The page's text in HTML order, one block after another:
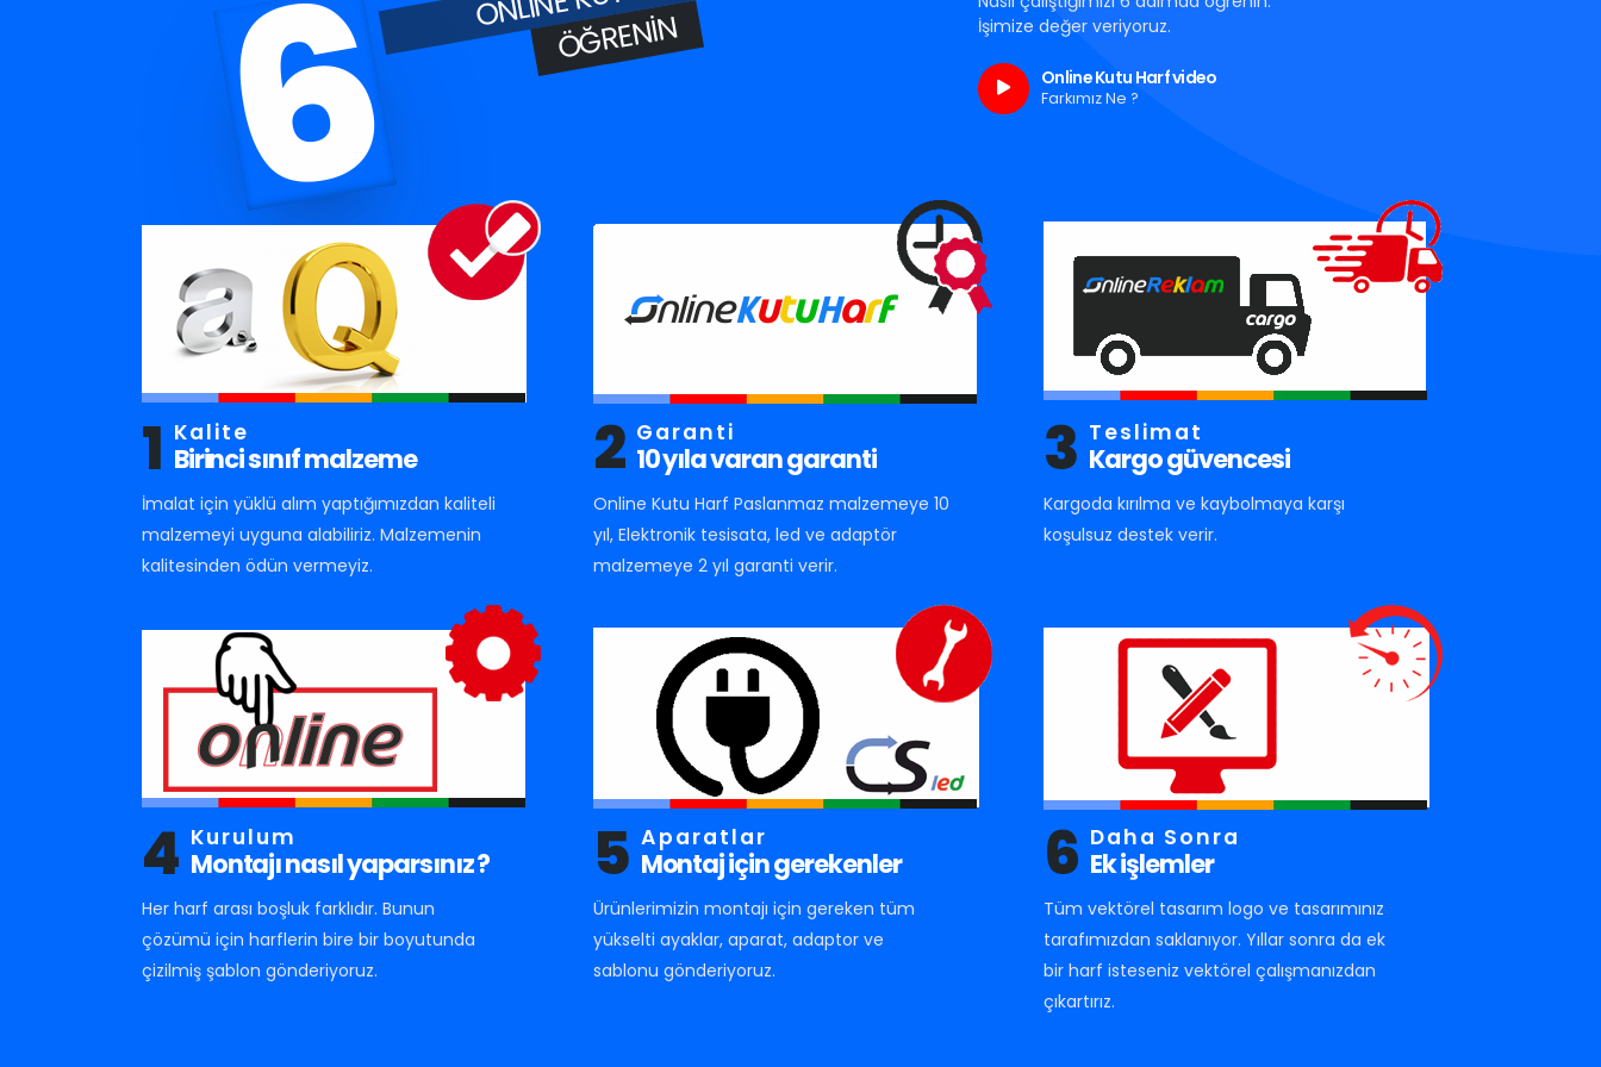
6 ÖĞRENIN
İşimize değer veriyoruz.
Online Kutu Harf video
Farkımız Ne ?
1 Kalite
Birinci sınıf malzeme
İmalat için yüklü alım yaptığımızdan kaliteli
malzemeyi uyguna alabiliriz. Malzemenin
kalitesinden ödün vermeyiz.
2 Garanti
10 yıla varan garanti
Online Kutu Harf Paslanmaz malzemeye 10
yıl, Elektronik tesisata, led ve adaptör
malzemeye 2 yıl garanti verir.
3 Teslimat
Kargo güvencesi
Kargoda kırılma ve kaybolmaya karşı
koşulsuz destek verir.
4 Kurulum
Montajı nasıl yaparsınız ?
Her harf arası boşluk farklıdır. Bunun
çözümü için harflerin bire bir boyutunda
çizilmiş şablon gönderiyoruz.
5 Aparatlar
Montaj için gerekenler
Ürünlerimizin montajı için gereken tüm
yükselti ayaklar, aparat, adaptor ve
sablonu gönderiyoruz.
6 Daha Sonra
Ek işlemler
Tüm vektörel tasarım logo ve tasarımınız
tarafımızdan saklanıyor. Yıllar sonra da ek
bir harf isteseniz vektörel çalışmanızdan
çıkartırız.